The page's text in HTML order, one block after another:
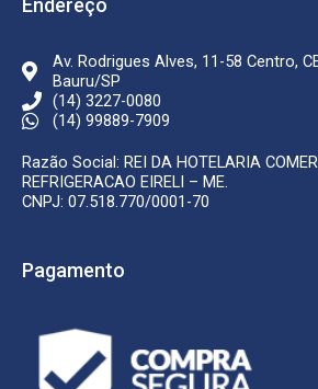
-
m
Endereço
Av. Rodrigues Alves, 11-58 Centro,
Bauru/SP
(14) 3227-0080
(14) 99889-7909
Razão Social: REI DA HOTELARIA
REFRIGERACAO EIRELI – ME.
CNPJ: 07.518.770/0001-70
Pagamento